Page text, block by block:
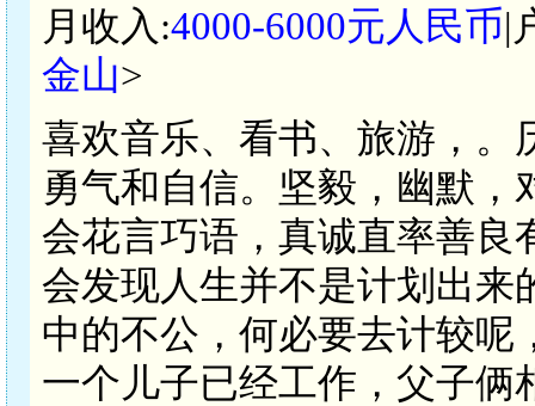
月收入:4000-6000元人民币|
金山>
喜欢音乐、看书、旅游，。
勇气和自信。坚毅，幽默
会花言巧语，真诚直率善良
会发现人生并不是计划出来
中的不公，何必要去计较呢
一个儿子已经工作，父子俩